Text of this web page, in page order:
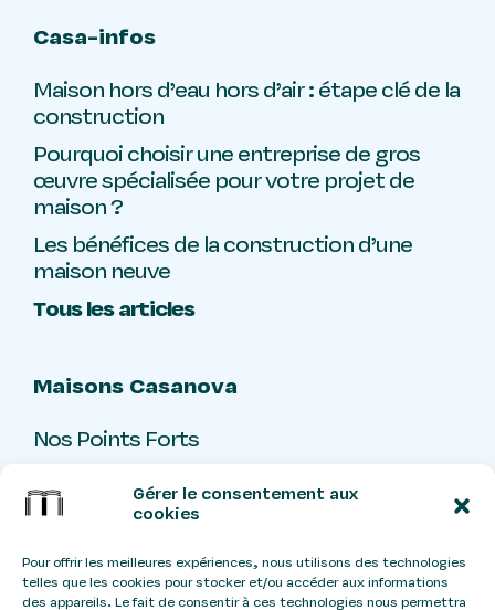
Gérer le consentement aux
cookies
Pour offrir les meilleures expériences, nous utilisons des technologies
telles que les cookies pour stocker et/ou accéder aux informations
des appareils. Le fait de consentir à ces technologies nous permettra
Casa-infos
Maison hors d’eau hors d’air : étape clé de la
construction
Pourquoi choisir une entreprise de gros
œuvre spécialisée pour votre projet de
maison ?
Les bénéfices de la construction d’une
maison neuve
Tous les articles
Maisons Casanova
Nos Points Forts
Contact
Design:StangtreizexAteliers